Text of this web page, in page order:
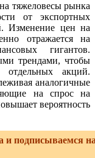
тяжеловесы рынка
от экспортных
Изменение цен на
отражается на
гигантов.
трендами, чтобы
отдельных акций.
аналогичные
на спрос на
вероятность
и подписываемся